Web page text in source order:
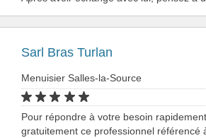
Sarl Bras Turlan
Menuisier Salles-la-Source
Pour répondre à votre besoin
gratuitement ce professionnel référencé